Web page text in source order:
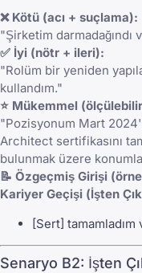
❌ Kötü (acı + suçlama):
"Şirketim
✅ İyi (nötr + ileri):
"Rolüm bir yeniden
kullandım."
⭐ Mükemmel
"Pozisyonum Mart
Architect sertifikasını
bulunmak üzere
📝 Özgeçmiş Girişi
Kariyer Geçişi (İşten
[Sert]
Senaryo B2: İşten